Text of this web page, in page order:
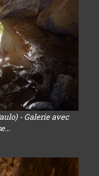
- Galerie avec